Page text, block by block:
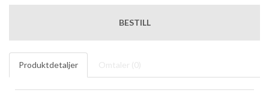
BESTILL
Produktdetaljer Omtaler (0)